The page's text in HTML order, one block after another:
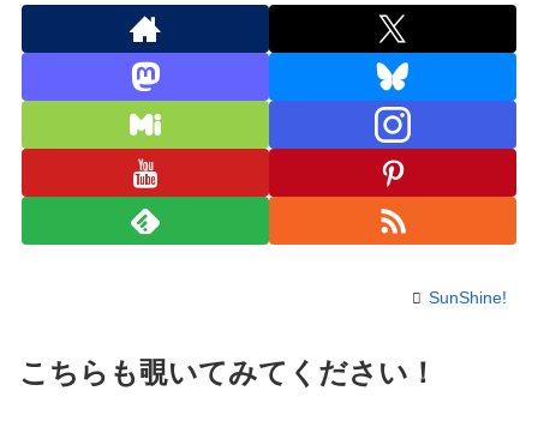
SunShine!
こちらも覗いてみてください！